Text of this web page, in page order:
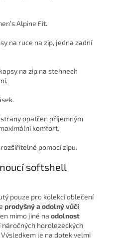
Alpine Fit.
na ruce na zip, jedna zadní
na zip na stehnech
opatřen příjemným
komfort.
pomocí zipu.
softshell
pouze pro kolekci oblečení
prodyšný a odolný vůči
mimo jiné na odolnost
náročných horolezeckých
je na dotek velmi